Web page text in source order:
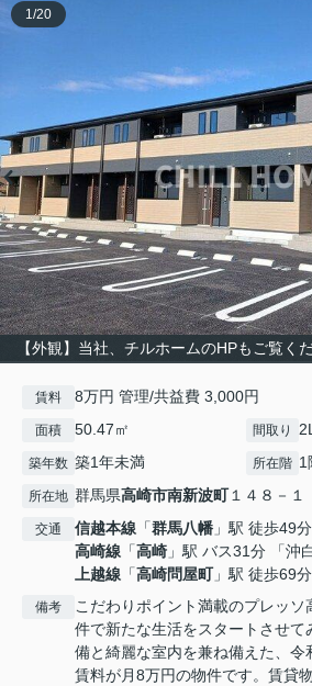
【外観】当社、チルホームのHPもご覧く
1/20
賃料 8万円 管理/共益費 3,000円
面積 50.47㎡ 間取り
築年数 築1年未満 所在階 1
所在地 群馬県高崎市南新波町１４８－１
交通 信越本線 「群馬八幡 」駅 徒歩49分
高崎線 「高崎 」駅 バス31分 「沖
上越線 「高崎問屋町」駅 徒歩69分
備考
こだわりポイント満載のプレッソ
件で新たな生活をスタートさせて
備と綺麗な室内を兼ね備えた、令
賃料が月8万円の物件です。賃貸